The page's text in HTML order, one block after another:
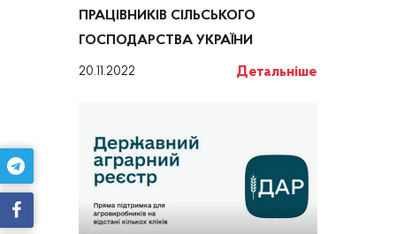
ПРАЦІВНИКІВ СІЛЬСЬКОГО
ГОСПОДАРСТВА УКРАЇНИ
20.11.2022 Детальніше